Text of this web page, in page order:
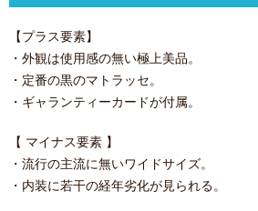
【プラス要素】
・外観は使用感の無い極上美品。
・定番の黒のマトラッセ。
・ギャランティーカードが付属。
【 マイナス要素 】
・流行の主流に無いワイドサイズ。
・内装に若干の経年劣化が見られる。